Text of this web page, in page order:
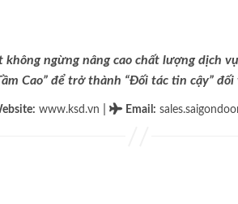
không ngừng nâng cao chất lượng dịch
Cao” để trở thành “Đối tác tin cậy”
www.ksd.vn Email :